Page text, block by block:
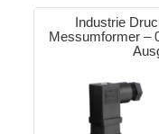
Industrie
Messumformer